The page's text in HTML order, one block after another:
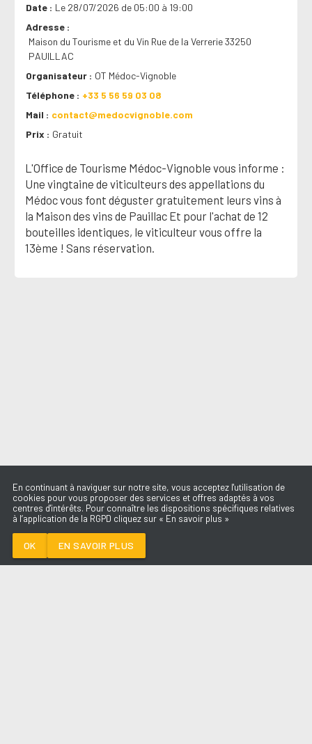
VAITIMBORA
Date
Le 28/07/2026 de 05:00 à 19:00
Adresse
Maison du Tourisme et du Vin Rue de la Verrerie 33250
PAUILLAC
Organisateur
OT Médoc-Vignoble
Téléphone
+33 5 56 59 03 08
Mail
contact@medocvignoble.com
Prix
Gratuit
L'Office de Tourisme Médoc-Vignoble vous informe :
Une vingtaine de viticulteurs des appellations du
Médoc vous font déguster gratuitement leurs vins à
la Maison des vins de Pauillac Et pour l'achat de 12
bouteilles identiques, le viticulteur vous offre la
13ème ! Sans réservation.
En continuant à naviguer sur notre site, vous acceptez l'utilisation de
cookies pour vous proposer des services et offres adaptés à vos
centres d'intérêts. Pour connaître les dispositions spécifiques relatives
à l’application de la RGPD cliquez sur « En savoir plus »
OK EN SAVOIR PLUS